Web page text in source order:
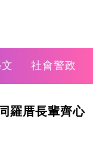
社會警政
羅厝長輩齊心